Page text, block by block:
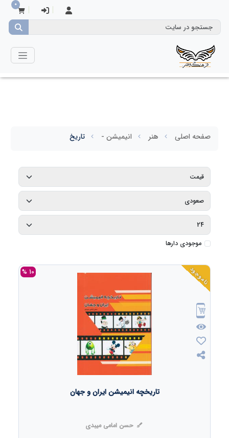
0
صفحه اصلی هنر انیمیشن - تاریخ
موجودی دارها
ناموجود 10 %
تاریخچه انیمیشن ایران و جهان
حسن امامی میبدی